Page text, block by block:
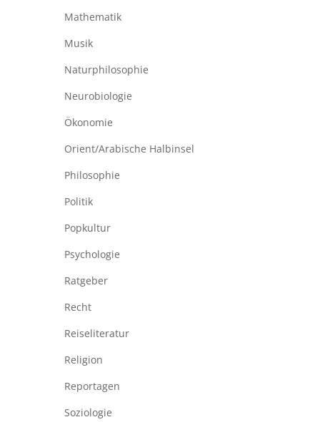
Mathematik
Musik
Naturphilosophie
Neurobiologie
Ökonomie
Orient/Arabische Halbinsel
Philosophie
Politik
Popkultur
Psychologie
Ratgeber
Recht
Reiseliteratur
Religion
Reportagen
Soziologie